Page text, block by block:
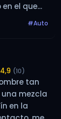
el que
la…
#Auto
(10)
tan
mezcla
en la